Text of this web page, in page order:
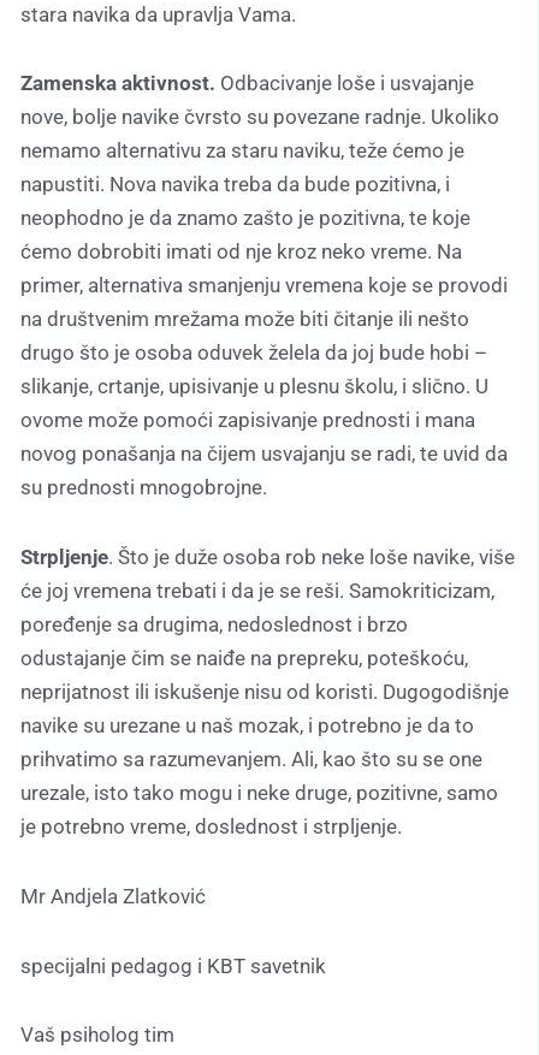
stara navika da upravlja Vama.
Zamenska aktivnost. Odbacivanje loše i usvajanje
nove, bolje navike čvrsto su povezane radnje. Ukoliko
nemamo alternativu za staru naviku, teže ćemo je
napustiti. Nova navika treba da bude pozitivna, i
neophodno je da znamo zašto je pozitivna, te koje
ćemo dobrobiti imati od nje kroz neko vreme. Na
primer, alternativa smanjenju vremena koje se provodi
na društvenim mrežama može biti čitanje ili nešto
drugo što je osoba oduvek želela da joj bude hobi –
slikanje, crtanje, upisivanje u plesnu školu, i slično. U
ovome može pomoći zapisivanje prednosti i mana
novog ponašanja na čijem usvajanju se radi, te uvid da
su prednosti mnogobrojne.
Strpljenje. Što je duže osoba rob neke loše navike, više
će joj vremena trebati i da je se reši. Samokriticizam,
poređenje sa drugima, nedoslednost i brzo
odustajanje čim se naiđe na prepreku, poteškoću,
neprijatnost ili iskušenje nisu od koristi. Dugogodišnje
navike su urezane u naš mozak, i potrebno je da to
prihvatimo sa razumevanjem. Ali, kao što su se one
urezale, isto tako mogu i neke druge, pozitivne, samo
je potrebno vreme, doslednost i strpljenje.
Mr Andjela Zlatković
specijalni pedagog i KBT savetnik
Vaš psiholog tim